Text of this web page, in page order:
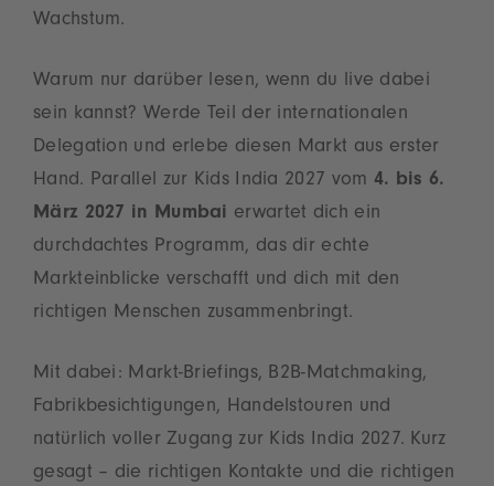
Wachstum.
Warum nur darüber lesen, wenn du live dabei
sein kannst? Werde Teil der internationalen
Delegation und erlebe diesen Markt aus erster
Hand. Parallel zur Kids India 2027 vom 4. bis 6.
März 2027 in Mumbai erwartet dich ein
durchdachtes Programm, das dir echte
Markteinblicke verschafft und dich mit den
richtigen Menschen zusammenbringt.
Mit dabei: Markt-Briefings, B2B-Matchmaking,
Fabrikbesichtigungen, Handelstouren und
natürlich voller Zugang zur Kids India 2027. Kurz
gesagt – die richtigen Kontakte und die richtigen